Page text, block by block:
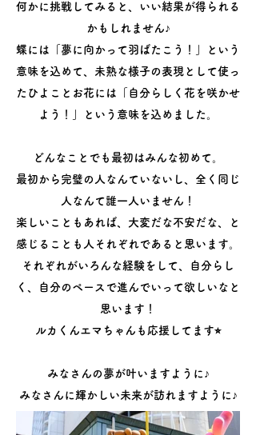
何かに挑戦してみると、いい結果が得られる
かもしれません♪
蝶には「夢に向かって羽ばたこう！」という
意味を込めて、未熟な様子の表現として使っ
たひよことお花には「自分らしく花を咲かせ
よう！」という意味を込めました。
どんなことでも最初はみんな初めて。
最初から完璧の人なんていないし、全く同じ
人なんて誰一人いません！
楽しいこともあれば、大変だな不安だな、と
感じることも人それぞれであると思います。
それぞれがいろんな経験をして、自分らし
く、自分のペースで進んでいって欲しいなと
思います！
ルカくんエマちゃんも応援してます⭐︎
みなさんの夢が叶いますように♪
みなさんに輝かしい未来が訪れますように♪